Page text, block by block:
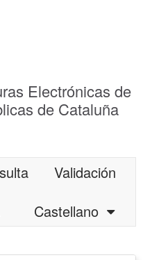
Electrónicas de
de Cataluña
Validación
Castellano